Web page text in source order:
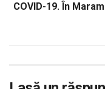
COVID-19. În